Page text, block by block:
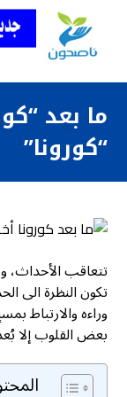
ما بعد
“كورونا”
تتعاقب
تكون النظرة الى
وراءه والارتباط
بعض القلوب إلا